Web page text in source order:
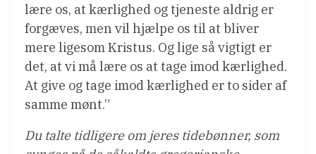
lære os, at kærlighed og tjeneste aldrig er
forgæves, men vil hjælpe os til at bliver
mere ligesom Kristus. Og lige så vigtigt er
det, at vi må lære os at tage imod kærlighed.
At give og tage imod kærlighed er to sider af
samme mønt.”
Du talte tidligere om jeres tidebønner, som